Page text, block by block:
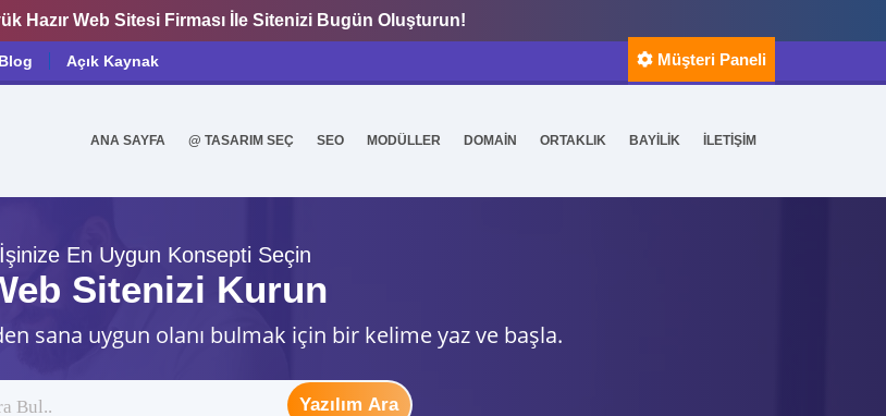
Hazır Web Sitesi Firması İle Sitenizi Bugün Oluşturun!
Blog Açık Kaynak Müşteri Paneli
ANA SAYFA @ TASARIM SEÇ SEO MODÜLLER DOMAİN ORTAKLIK BAYİLİK İLETİŞİM
İşinize En Uygun Konsepti Seçin
Sitenizi Kurun
sana uygun olanı bulmak için bir kelime yaz ve başla.
Yazılım Ara